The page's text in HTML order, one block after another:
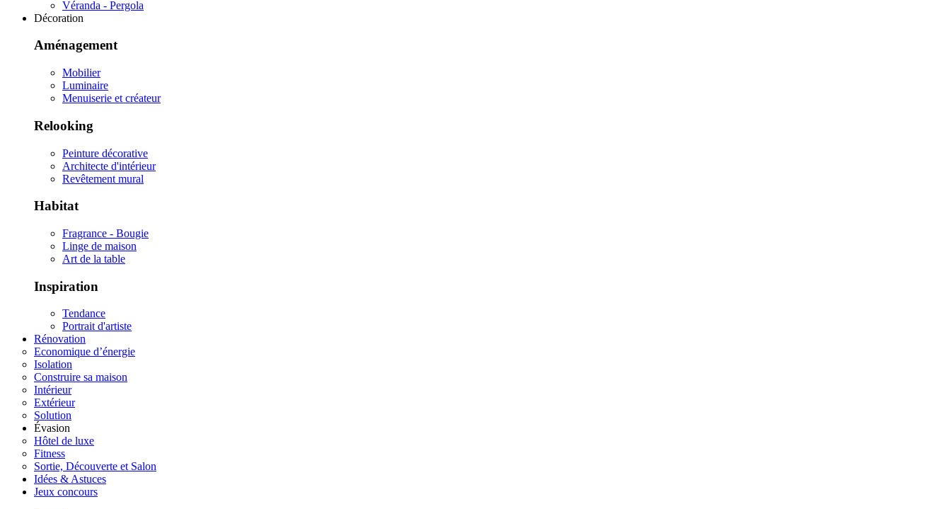
Véranda - Pergola
Décoration
Aménagement
Mobilier
Luminaire
Menuiserie et créateur
Relooking
Peinture décorative
Architecte d'intérieur
Revêtement mural
Habitat
Fragrance - Bougie
Linge de maison
Art de la table
Inspiration
Tendance
Portrait d'artiste
Rénovation
Economique d’énergie
Isolation
Construire sa maison
Intérieur
Extérieur
Solution
Évasion
Hôtel de luxe
Fitness
Sortie, Découverte et Salon
Idées & Astuces
Jeux concours